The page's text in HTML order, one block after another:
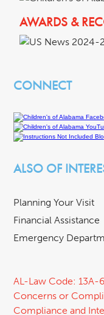
AWARDS &
CONNECT
ALSO OF
Planning Your Visit
Financial Assistance
Emergency
AL-Law Code: 13A-
Concerns or
Compliance and